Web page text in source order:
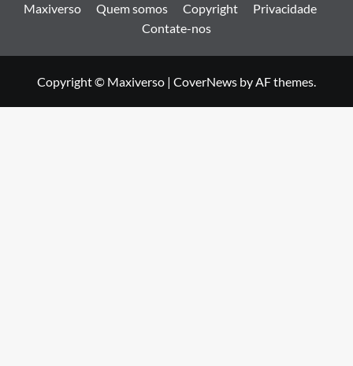
Maxiverso Quem somos Copyright
Privacidade
Contate-nos
Copyright © Maxiverso | CoverNews by AF themes.